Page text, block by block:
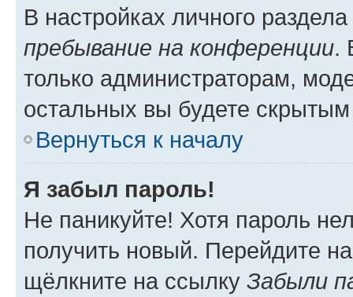
В настройках личного
пребывание на конференции.
только администраторам,
остальных вы будете
Вернуться к началу
Я забыл пароль!
Не паникуйте! Хотя пароль
получить новый. Перейдите
щёлкните на ссылку Забыли